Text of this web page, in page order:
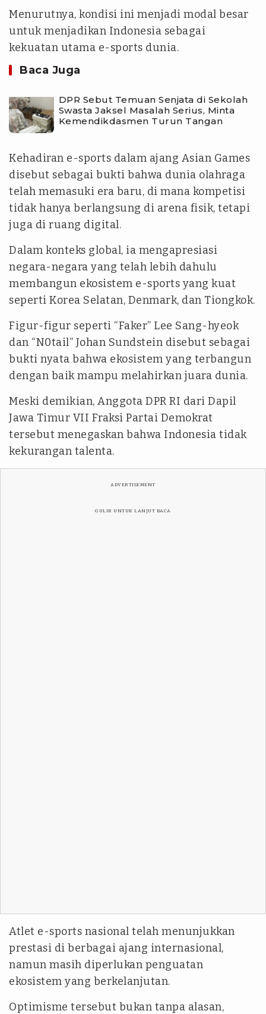
Menurutnya, kondisi ini menjadi modal besar
untuk menjadikan Indonesia sebagai
kekuatan utama e-sports dunia.
Baca Juga
DPR Sebut Temuan Senjata di Sekolah
Swasta Jaksel Masalah Serius, Minta
Kemendikdasmen Turun Tangan
Kehadiran e-sports dalam ajang Asian Games
disebut sebagai bukti bahwa dunia olahraga
telah memasuki era baru, di mana kompetisi
tidak hanya berlangsung di arena fisik, tetapi
juga di ruang digital.
Dalam konteks global, ia mengapresiasi
negara-negara yang telah lebih dahulu
membangun ekosistem e-sports yang kuat
seperti Korea Selatan, Denmark, dan Tiongkok.
Figur-figur seperti “Faker” Lee Sang-hyeok
dan “N0tail” Johan Sundstein disebut sebagai
bukti nyata bahwa ekosistem yang terbangun
dengan baik mampu melahirkan juara dunia.
Meski demikian, Anggota DPR RI dari Dapil
Jawa Timur VII Fraksi Partai Demokrat
tersebut menegaskan bahwa Indonesia tidak
kekurangan talenta.
ADVERTISEMENT
GULIR UNTUK LANJUT BACA
Atlet e-sports nasional telah menunjukkan
prestasi di berbagai ajang internasional,
namun masih diperlukan penguatan
ekosistem yang berkelanjutan.
Optimisme tersebut bukan tanpa alasan,